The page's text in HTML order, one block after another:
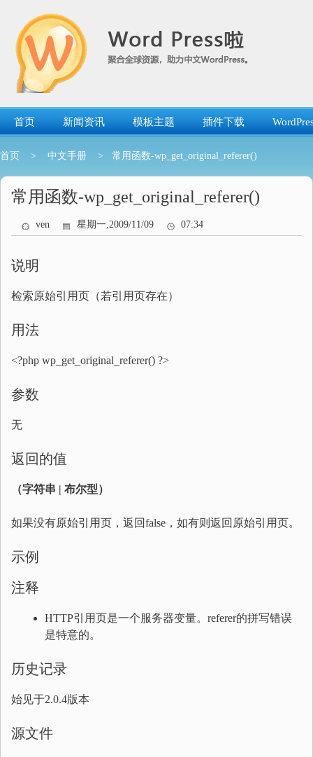
首页 新闻资讯 模板主题 插件下载
首页 > 中文手册 > 常用函数-wp_get_original_referer()
常用函数-wp_get_original_referer()
ven 星期一,2009/11/09 07:34
说明
检索原始引用页（若引用页存在）
用法
<?php wp_get_original_referer() ?>
参数
无
返回的值
（字符串 | 布尔型）
如果没有原始引用页，返回false，如有则返回原始引用页。
示例
注释
HTTP引用页是一个服务器变量。referer的拼写错误
是特意的。
历史记录
始见于2.0.4版本
源文件